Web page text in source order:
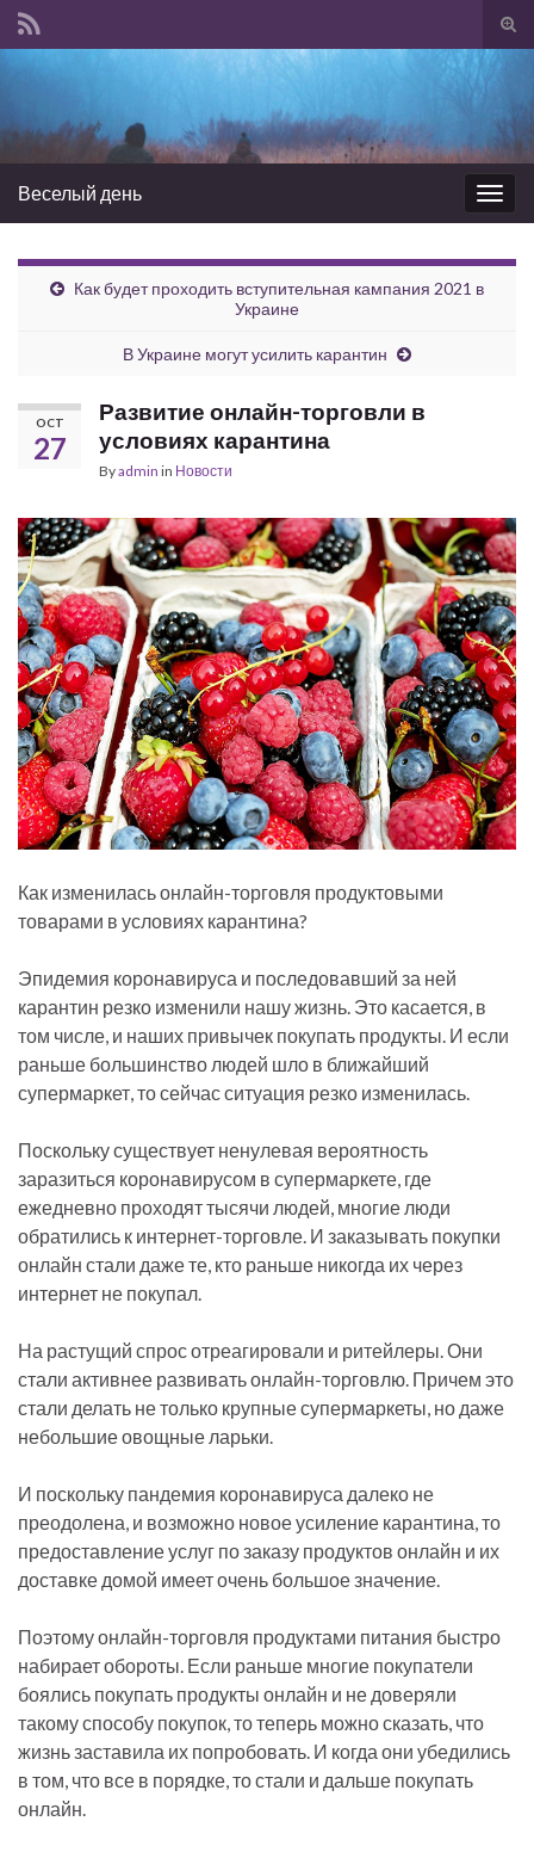
Веселый день
Как будет проходить вступительная кампания 2021 в
Украине
В Украине могут усилить карантин
OCT
27
Развитие онлайн-торговли в
условиях карантина
Byadmin in Новости
Как изменилась онлайн-торговля продуктовыми
товарами в условиях карантина?
Эпидемия коронавируса и последовавший за ней
карантин резко изменили нашу жизнь. Это касается, в
том числе, и наших привычек покупать продукты. И если
раньше большинство людей шло в ближайший
супермаркет, то сейчас ситуация резко изменилась.
Поскольку существует ненулевая вероятность
заразиться коронавирусом в супермаркете, где
ежедневно проходят тысячи людей, многие люди
обратились к интернет-торговле. И заказывать покупки
онлайн стали даже те, кто раньше никогда их через
интернет не покупал.
На растущий спрос отреагировали и ритейлеры. Они
стали активнее развивать онлайн-торговлю. Причем это
стали делать не только крупные супермаркеты, но даже
небольшие овощные ларьки.
И поскольку пандемия коронавируса далеко не
преодолена, и возможно новое усиление карантина, то
предоставление услуг по заказу продуктов онлайн и их
доставке домой имеет очень большое значение.
Поэтому онлайн-торговля продуктами питания быстро
набирает обороты. Если раньше многие покупатели
боялись покупать продукты онлайн и не доверяли
такому способу покупок, то теперь можно сказать, что
жизнь заставила их попробовать. И когда они убедились
в том, что все в порядке, то стали и дальше покупать
онлайн.